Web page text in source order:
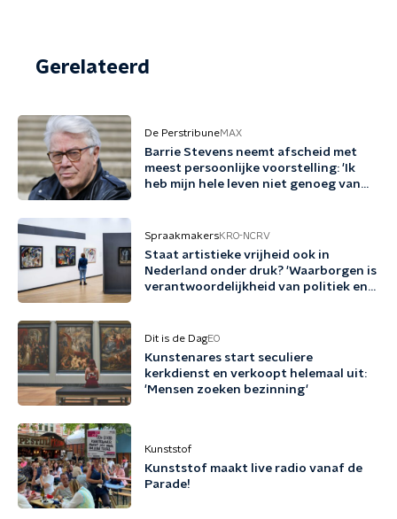
Gerelateerd
De PerstribuneMAX
Barrie Stevens neemt afscheid met
meest persoonlijke voorstelling: 'Ik
heb mijn hele leven niet genoeg van
SpraakmakersKRO-NCRV
Staat artistieke vrijheid ook in
Nederland onder druk? 'Waarborgen is
verantwoordelijkheid van politiek en
Dit is de DagEO
Kunstenares start seculiere
kerkdienst en verkoopt helemaal uit:
'Mensen zoeken bezinning'
Kunststof
Kunststof maakt live radio vanaf de
Parade!